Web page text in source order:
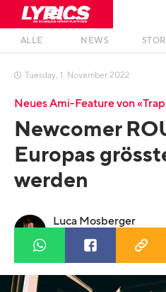
ALLE NEWS
 Tuesday, 1. November 2022
Neues Ami-Feature von
Newcomer
Europas
werden
Luca Mosberger
Profil anzeigen